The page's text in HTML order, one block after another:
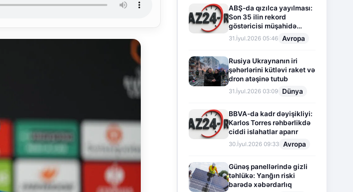
ABŞ-da qızılca yayılması:
Son 35 ilin rekord
göstəricisi müşahidə
olunur
31.İyul.2026 05:46 Avropa
Rusiya Ukraynanın iri
şəhərlərini kütləvi raket və
dron atəşinə tutub
31.İyul.2026 03:09 Dünya
BBVA-da kadr dəyişikliyi:
Karlos Torres rəhbərlikdə
ciddi islahatlar aparır
30.İyul.2026 09:33 Avropa
Günəş panellərində gizli
təhlükə: Yanğın riski
barədə xəbərdarlıq